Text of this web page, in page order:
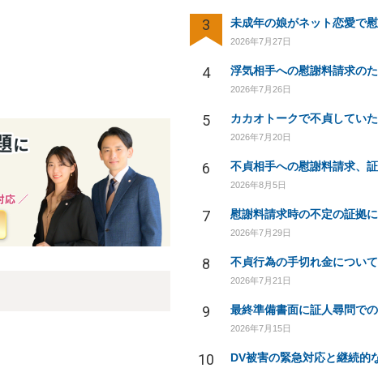
3
2026年7月27日
4
2026年7月26日
5
2026年7月20日
6
2026年8月5日
7
2026年7月29日
8 不貞行為の手切れ金について
2026年7月21日
9
2026年7月15日
10